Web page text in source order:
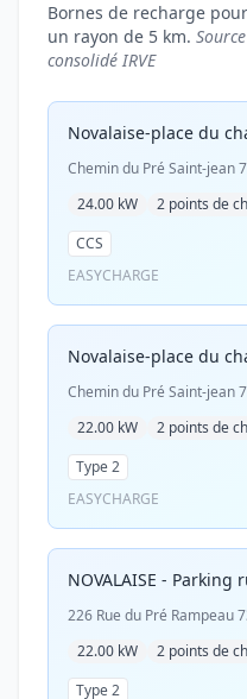
Bornes de recharge
un rayon de 5 km.
consolidé IRVE
Novalaise-place du
Chemin du Pré Saint-jean
24.00 kW
2 points de
CCS
EASYCHARGE
Novalaise-place du
Chemin du Pré Saint-jean
22.00 kW
2 points de
Type 2
EASYCHARGE
NOVALAISE - Parking
226 Rue du Pré Rampeau
22.00 kW
2 points de
Type 2